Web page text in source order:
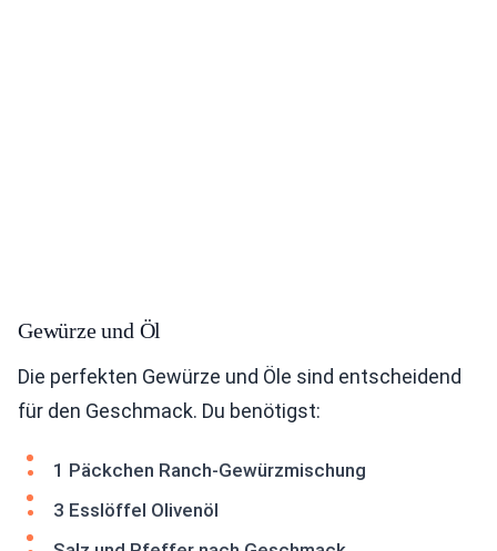
Gewürze und Öl
Die perfekten Gewürze und Öle sind entscheidend
für den Geschmack. Du benötigst:
1 Päckchen Ranch-Gewürzmischung
3 Esslöffel Olivenöl